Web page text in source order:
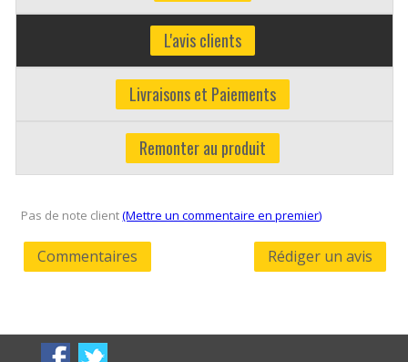
L'avis clients
Livraisons et Paiements
Remonter au produit
Pas de note client(Mettre un commentaire en premier)
Commentaires Rédiger un avis